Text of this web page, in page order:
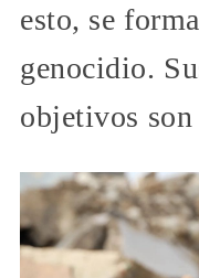
esto, se
genocidio.
objetivos